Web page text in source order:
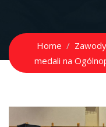
Home Zawody
medali na